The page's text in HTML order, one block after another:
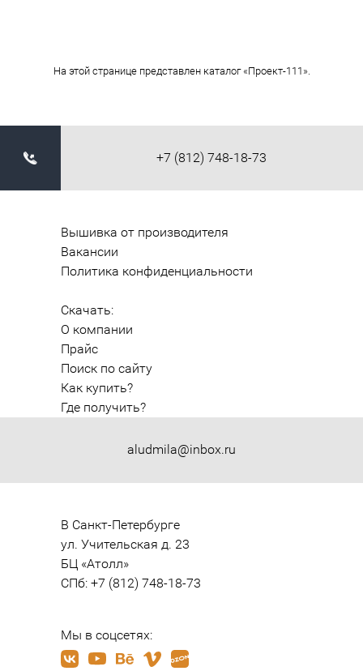
На этой странице представлен каталог «Проект-111».
+7 (812) 748-18-73
aludmila@inbox.ru
Вышивка от производителя
Вакансии
Политика конфиденциальности
Скачать:
О компании
Прайс
Поиск по сайту
Как купить?
Где получить?
В Санкт-Петербурге
ул. Учительская д. 23
БЦ «Атолл»
СПб: +7 (812) 748-18-73
Мы в соцсетях: